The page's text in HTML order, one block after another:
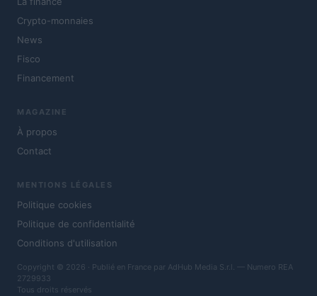
Crypto-monnaies
News
Fisco
Financement
MAGAZINE
À propos
Contact
MENTIONS LÉGALES
Politique cookies
Politique de confidentialité
Conditions d'utilisation
Copyright © 2026 · Publié en France par AdHub Media S.r.l. — Numero REA
2729933
Tous droits réservés